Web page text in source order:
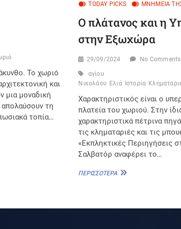
Το χωριό
και
μια μοναδική
τη
τοπία…
TODAY PICKS ΜΝΗΜΕΊΑ
Ο πλάτανος και η
στην Εξωχώρα
29/09/2024 No Comments
αγίου
Νικολάου Ελιά Ιστορία
Χαρακτηριστικός είναι ο
πλατεία του χωριού. Στην
χαρακτηριστικά πέτρινα
τις κληματαριές και τις
«Εκπληκτικές Περιηγήσεις
Σαλβατόρ αναφέρει το…
ΠΕΡΙΣΣΌΤΕΡΑ Ο
ΥΠΕΡΑΙΩΝΌΒΙΑ